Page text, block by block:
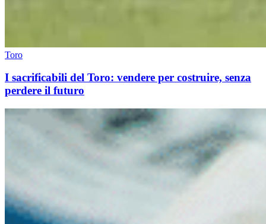
Toro
I sacrificabili del Toro: vendere per costruire, senza
perdere il futuro